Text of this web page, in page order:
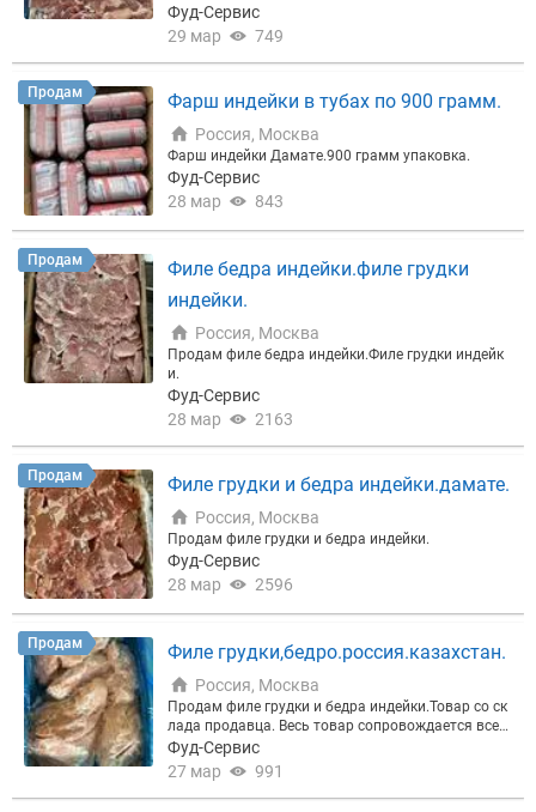
Фуд-Сервис
29 мар
749
Продам Фарш индейки в тубах по 900 грамм.
Россия, Москва
Фарш индейки Дамате.900 грамм упаковка.
Фуд-Сервис
28 мар
843
Продам
Филе бедра индейки.филе грудки
индейки.
Россия, Москва
Продам филе бедра индейки.Филе грудки индейк
и.
Фуд-Сервис
28 мар
2163
Продам Филе грудки и бедра индейки.дамате.
Россия, Москва
Продам филе грудки и бедра индейки.
Фуд-Сервис
28 мар
2596
Продам Филе грудки,бедро.россия.казахстан.
Россия, Москва
Продам филе грудки и бедра индейки.Товар со ск
лада продавца. Весь товар сопровождается всем
и необходимыми документами. наш склад находи
тся в очень удобном месте: на западе города Мос
ква.Хладокомбинат № 14 в 800 метрах от МКАД,
недалеко от Минского, Киевского, Боровского и М
Фуд-Сервис
27 мар
991